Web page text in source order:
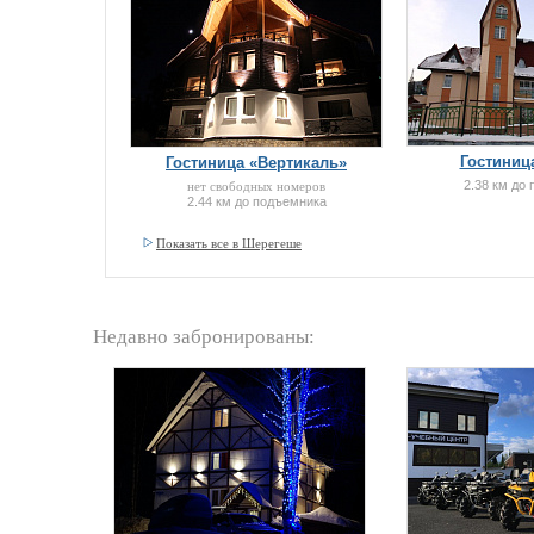
Гостиница «Вертикаль»
нет свободных номеров
2.44 км до подъемника
2.38 км до
Показать все в Шерегеше
Недавно забронированы: